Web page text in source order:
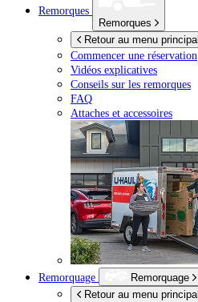
Remorques
Remorques
Retour au menu principal
Commencer une réservation
Vidéos explicatives
Conseils sur les remorques
FAQ
Attaches et accessoires
Remorquage
Remorquage
Retour au menu principal